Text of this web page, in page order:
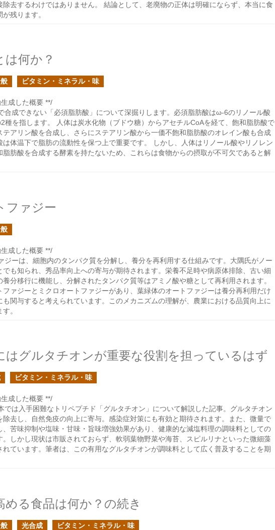
除去するわけではありません。 結論として、老廃物の正体は明確にならず、本当に食
残ります。
は何か？
ビタミン・ミネラル・味
成した概要 **/
合成できない「必須脂肪酸」について深掘りします。必須脂肪酸はω-6のリノール酸
種を指します。 人体は炭水化物（ブドウ糖）からアセチルCoAを経て、飽和脂肪酸で
テアリン酸を合成し、さらにステアリン酸から一価不飽和脂肪酸のオレイン酸も合成
は体温下で脂肪の流動性を保つ上で重要です。 しかし、人体はリノール酸やリノレン
脂肪酸を合成する酵素を持たないため、これらは食物からの摂取が不可欠であると解
ファジー
成した概要 **/
ジーは、細胞内のタンパク質を分解し、養分を再利用する仕組みです。大隅氏がノー
でも知られ、秀品率向上への寄与が期待されます。栄養不足時や病原体排除、古い細
養分移行に機能し、分解されたタンパク質等はアミノ酸や糖として再利用されます。
ファジーとミクロオートファジーがあり、葉緑体のオートファジーは養分再利用だけ
も関与すると考えられています。このメカニズムの理解が、農業における品質向上に
。
はグルタチオンが重要な役割を担っているはず
ビタミン・ミネラル・味
成した概要 **/
では入手困難なトリペプチド「グルタチオン」について解説した記事。グルタチオン
除去し、自然免疫の向上に寄与。感染症対策にも有効と期待されます。また、微量で
、苦味抑制や塩味・甘味・旨味増強効果があり、健康的な減塩料理の調味料としての
。しかし現状は市販されておらず、軟弱葉物野菜や海苔、スピルリナといった微細藻
れています。筆者は、この有用なグルタチオンが調味料として広く普及することを期
める食品は何か？の続き
光合成 ビタミン・ミネラル・味